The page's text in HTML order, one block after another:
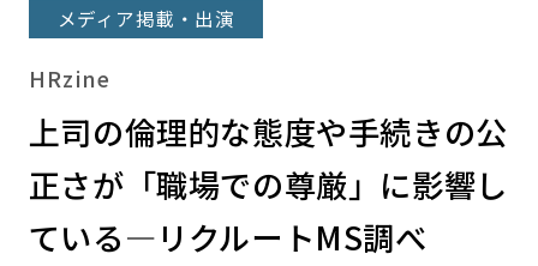
メディア掲載・出演
HRzine
上司の倫理的な態度や手続きの公
正さが「職場での尊厳」に影響し
ている—リクルートMS調べ